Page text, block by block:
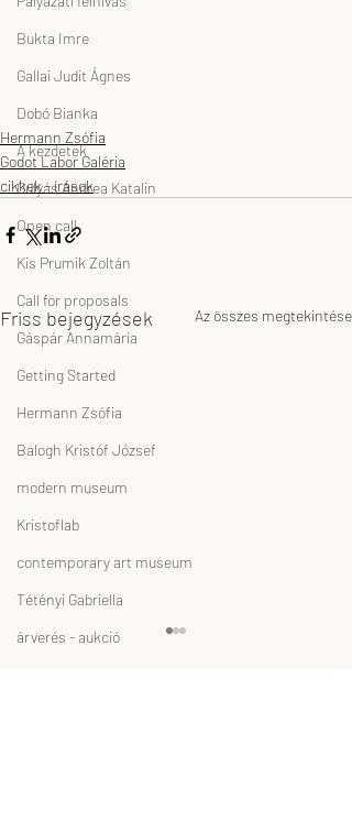
Bukta Imre
Gallai Judit Ágnes
Dobó Bianka
A kezdetek
Gulyás Andrea Katalin
Open call
Kis Prumik Zoltán
Call for proposals
Gáspár Annamária
Getting Started
Hermann Zsófia
Balogh Kristóf József
modern museum
Kristoflab
contemporary art museum
Tétényi Gabriella
árverés - aukció
Hermann Zsófia
Godot Labor Galéria
cikkek - írások
Friss bejegyzések Az összes megtekintése